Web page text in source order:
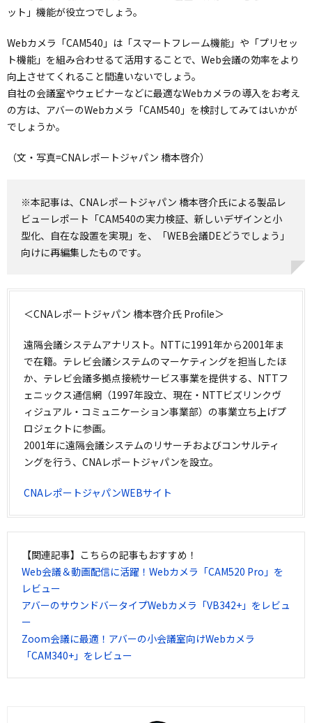
ット」機能が役立つでしょう。
Webカメラ「CAM540」は「スマートフレーム機能」や「プリセッ
ト機能」を組み合わせるて活用することで、Web会議の効率をより
向上させてくれること間違いないでしょう。
自社の会議室やウェビナーなどに最適なWebカメラの導入をお考え
の方は、アバーのWebカメラ「CAM540」を検討してみてはいかが
でしょうか。
（文・写真=CNAレポートジャパン 橋本啓介）
※本記事は、CNAレポートジャパン 橋本啓介氏による製品レ
ビューレポート「CAM540の実力検証、新しいデザインと小
型化、自在な設置を実現」を、「WEB会議DEどうでしょう」
向けに再編集したものです。
＜CNAレポートジャパン 橋本啓介氏 Profile＞
遠隔会議システムアナリスト。NTTに1991年から2001年ま
で在籍。テレビ会議システムのマーケティングを担当したほ
か、テレビ会議多拠点接続サービス事業を提供する、NTTフ
ェニックス通信網（1997年設立、現在・NTTビズリンクヴ
ィジュアル・コミュニケーション事業部）の事業立ち上げプ
ロジェクトに参画。
2001年に遠隔会議システムのリサーチおよびコンサルティ
ングを行う、CNAレポートジャパンを設立。
CNAレポートジャパンWEBサイト
【関連記事】こちらの記事もおすすめ！
Web会議＆動画配信に活躍！Webカメラ「CAM520 Pro」を
レビュー
アバーのサウンドバータイプWebカメラ「VB342+」をレビュ
ー
Zoom会議に最適！アバーの小会議室向けWebカメラ
「CAM340+」をレビュー